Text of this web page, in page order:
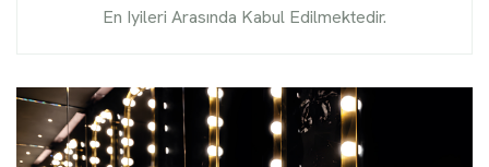
En Iyileri Arasında Kabul Edilmektedir.